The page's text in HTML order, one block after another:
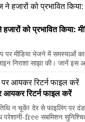
को प्रभावित किया:
पर मीडिया भेजने में समस्याओं का
निराशा साझा की। जानें
रिटर्न फाइल करें
न चूकें! देर से फाइलिंग पर दंड
free सबमिशन